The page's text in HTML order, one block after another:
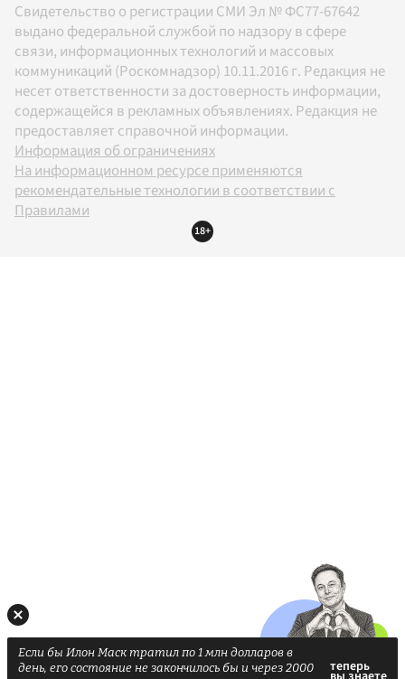
Свидетельство о регистрации СМИ Эл № ФС77-67642
выдано федеральной службой по надзору в сфере
связи, информационных технологий и массовых
коммуникаций (Роскомнадзор) 10.11.2016 г. Редакция не
несет ответственности за достоверность информации,
содержащейся в рекламных объявлениях. Редакция не
предоставляет справочной информации.
Информация об ограничениях
На информационном ресурсе применяются
рекомендательные технологии в соответствии с
Правилами
18+
Если бы Илон Маск тратил по 1 млн долларов в
день, его состояние не закончилось бы и через 2000